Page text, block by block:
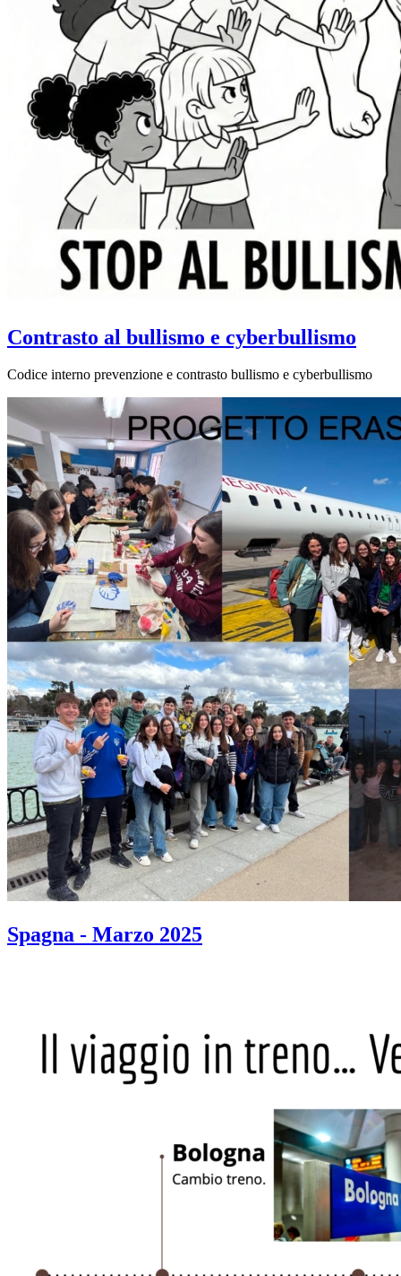
Contrasto al bullismo e cyberbullismo
Codice interno prevenzione e contrasto bullismo e cyberbullismo
Spagna - Marzo 2025